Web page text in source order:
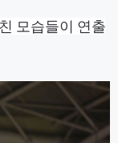
모습들이 연출